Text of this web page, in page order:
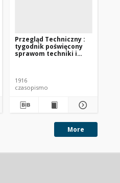
Przegląd Techniczny :
tygodnik poświęcony
sprawom techniki i
1916
czasopismo
More